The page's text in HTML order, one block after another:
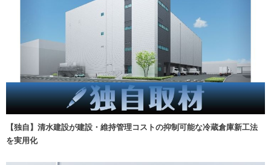
【独自】清水建設が建設・維持管理コストの抑制可能な冷蔵倉庫新工法
を実用化